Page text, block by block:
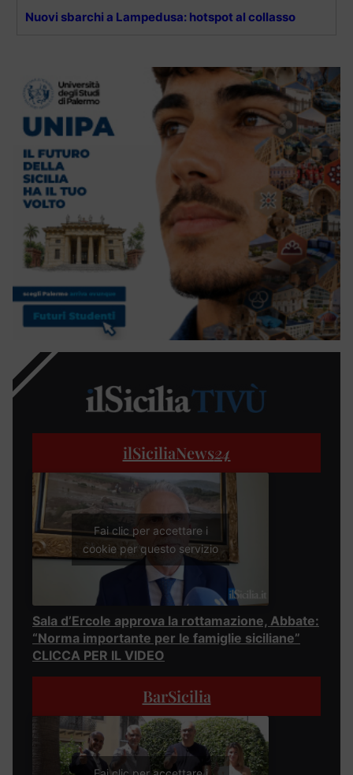
Nuovi sbarchi a Lampedusa: hotspot al collasso
ilSiciliaNews24
Fai clic per accettare i
cookie per questo servizio
Sala d’Ercole approva la rottamazione, Abbate:
“Norma importante per le famiglie siciliane”
CLICCA PER IL VIDEO
BarSicilia